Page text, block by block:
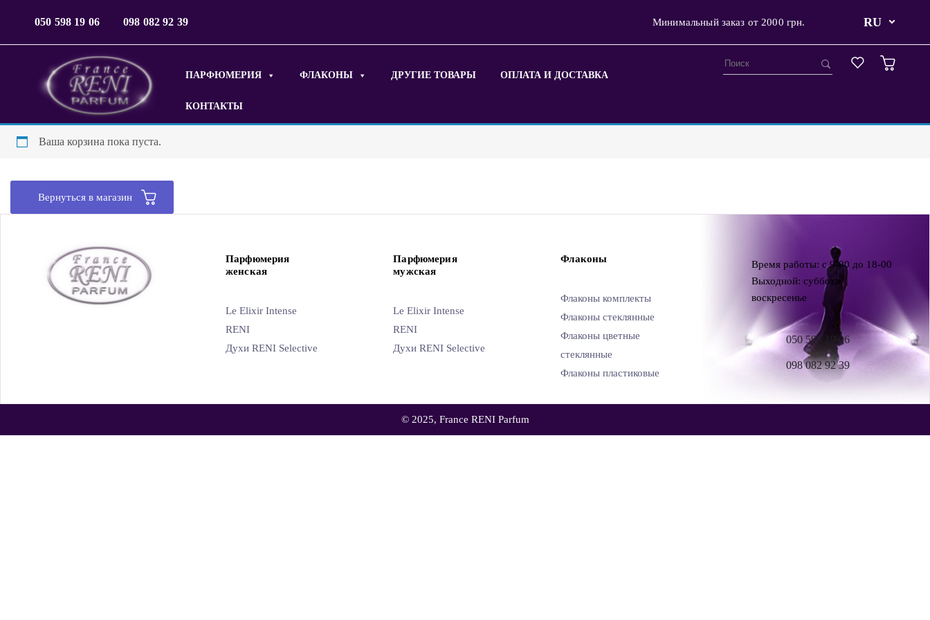
050 598 19 06 098 082 92 39 Минимальный заказ от 2000 грн. RU
ПАРФЮМЕРИЯ ФЛАКОНЫ ДРУГИЕ ТОВАРЫ ОПЛАТА И ДОСТАВКА
КОНТАКТЫ
Ваша корзина пока пуста.
Вернуться в магазин
Парфюмерия
женская
Le Elixir Intense
RENI
Духи RENI Selective
Парфюмерия
мужская
Le Elixir Intense
RENI
Духи RENI Selective
Флаконы
Флаконы комплекты
Флаконы стеклянные
Флаконы цветные
стеклянные
Флаконы пластиковые
Время работы: с 9-00 до 18-00
Выходной: суббота,
воскресенье
050 598 19 06
098 082 92 39
© 2025, France RENI Parfum